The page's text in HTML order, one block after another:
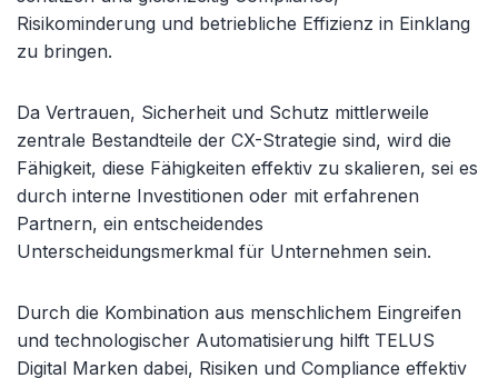
Risikominderung und betriebliche Effizienz in Einklang
zu bringen.
Da Vertrauen, Sicherheit und Schutz mittlerweile
zentrale Bestandteile der CX-Strategie sind, wird die
Fähigkeit, diese Fähigkeiten effektiv zu skalieren, sei es
durch interne Investitionen oder mit erfahrenen
Partnern, ein entscheidendes
Unterscheidungsmerkmal für Unternehmen sein.
Durch die Kombination aus menschlichem Eingreifen
und technologischer Automatisierung hilft TELUS
Digital Marken dabei, Risiken und Compliance effektiv